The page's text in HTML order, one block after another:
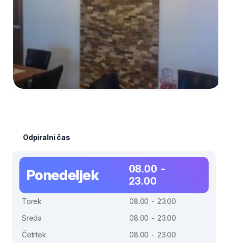
Odpiralni čas
Ponedeljek
08.00 -
23.00
Torek
08.00 - 23.00
Sreda
08.00 - 23.00
Četrtek
08.00 - 23.00